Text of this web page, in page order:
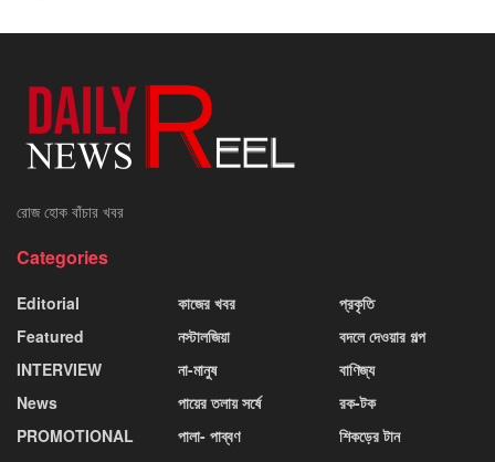
রোজ হোক বাঁচার খবর
Categories
Editorial
Featured
INTERVIEW
News
PROMOTIONAL
কাজের খবর
নস্টালজিয়া
না-মানুষ
পায়ের তলায় সর্ষে
পালা- পাব্বণ
প্রকৃতি
বদলে দেওয়ার গল্প
বাণিজ্য
রক-টক
শিকড়ের টান